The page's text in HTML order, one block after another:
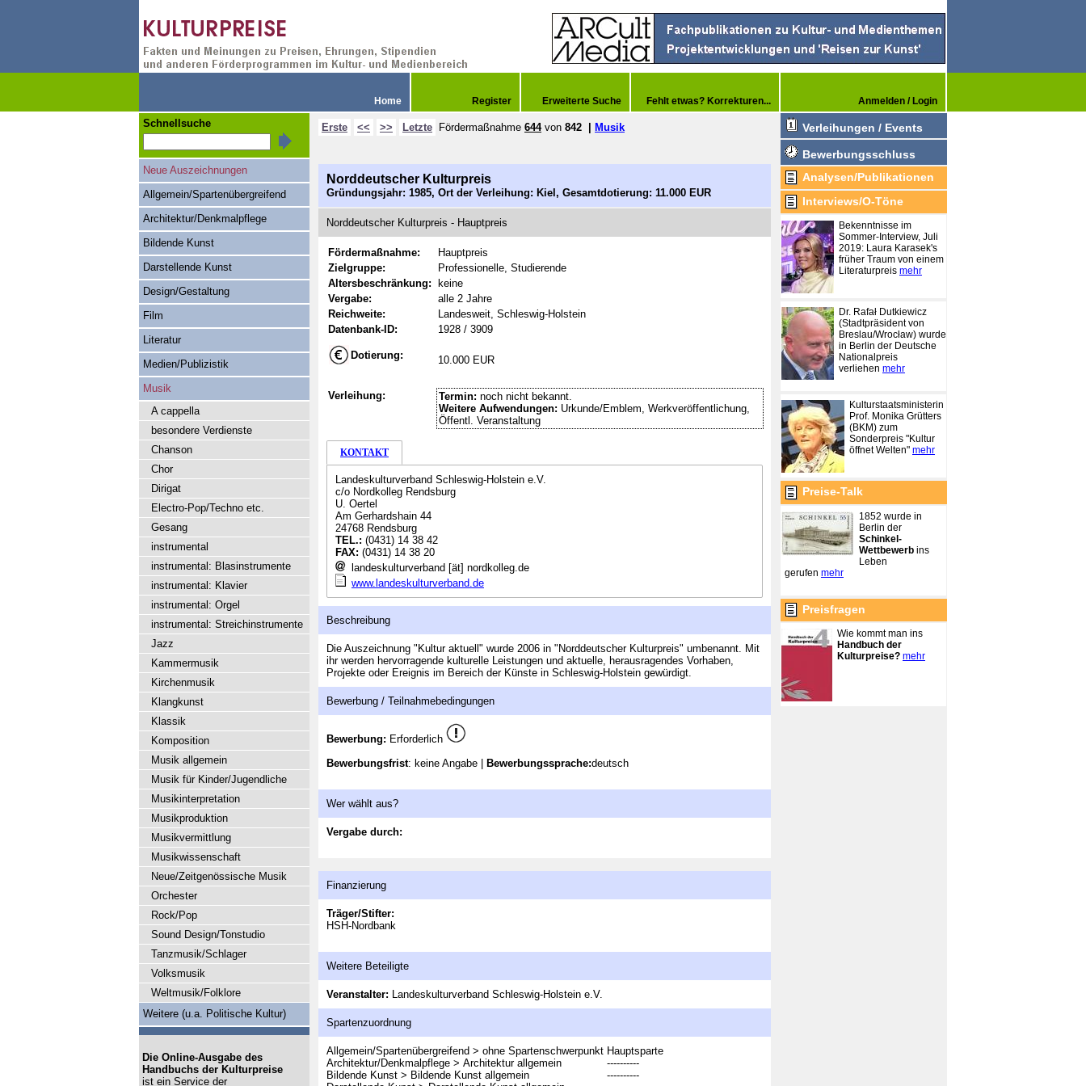
Home Register Erweiterte Suche Fehlt etwas? Korrekturen... Anmelden / Login
Erste << >> Letzte Fördermaßnahme 644von 842 Musik
Norddeutscher Kulturpreis
Gründungsjahr: 1985, Ort der Verleihung: Kiel, Gesamtdotierung: 11.000 EUR
Norddeutscher Kulturpreis - Hauptpreis
Fördermaßnahme:
Hauptpreis
Zielgruppe:
Professionelle, Studierende
Altersbeschränkung:
keine
Vergabe:
alle 2 Jahre
Reichweite:
Landesweit, Schleswig-Holstein
Datenbank-ID:
1928 / 3909
Dotierung: 10.000 EUR
Verleihung: Termin: noch nicht bekannt.
Weitere Aufwendungen: Urkunde/Emblem, Werkveröffentlichung,
Öffentl. Veranstaltung
KONTAKT
Landeskulturverband Schleswig-Holstein e.V.
c/o Nordkolleg Rendsburg
U. Oertel
Am Gerhardshain 44
24768 Rendsburg
TEL.: (0431) 14 38 42
FAX: (0431) 14 38 20
landeskulturverband [ät] nordkolleg.de
www.landeskulturverband.de
Beschreibung
Die Auszeichnung "Kultur aktuell" wurde 2006 in "Norddeutscher Kulturpreis" umbenannt. Mit
ihr werden hervorragende kulturelle Leistungen und aktuelle, herausragendes Vorhaben,
Projekte oder Ereignis im Bereich der Künste in Schleswig-Holstein gewürdigt.
Bewerbung / Teilnahmebedingungen
Bewerbung: Erforderlich
Bewerbungsfrist: keine Angabe | Bewerbungssprache:deutsch
Wer wählt aus?
Vergabe durch:
Finanzierung
Träger/Stifter:
HSH-Nordbank
Weitere Beteiligte
Veranstalter: Landeskulturverband Schleswig-Holstein e.V.
Spartenzuordnung
Allgemein/Spartenübergreifend > ohne Spartenschwerpunkt Hauptsparte
Architektur/Denkmalpflege > Architektur allgemein
----------
Bildende Kunst > Bildende Kunst allgemein
----------
Schnellsuche
Neue Auszeichnungen
Allgemein/Spartenübergreifend
Architektur/Denkmalpflege
Bildende Kunst
Darstellende Kunst
Design/Gestaltung
Film
Literatur
Medien/Publizistik
Musik
A cappella
besondere Verdienste
Chanson
Chor
Dirigat
Electro-Pop/Techno etc.
Gesang
instrumental
instrumental: Blasinstrumente
instrumental: Klavier
instrumental: Orgel
instrumental: Streichinstrumente
Jazz
Kammermusik
Kirchenmusik
Klangkunst
Klassik
Komposition
Musik allgemein
Musik für Kinder/Jugendliche
Musikinterpretation
Musikproduktion
Musikvermittlung
Musikwissenschaft
Neue/Zeitgenössische Musik
Orchester
Rock/Pop
Sound Design/Tonstudio
Tanzmusik/Schlager
Volksmusik
Weltmusik/Folklore
Weitere (u.a. Politische Kultur)
Die Online-Ausgabe des
Handbuchs der Kulturpreise
ist ein Service der
Verleihungen / Events
Bewerbungsschluss
Analysen/Publikationen
Interviews/O-Töne
Bekenntnisse im
Sommer-Interview, Juli
2019: Laura Karasek's
früher Traum von einem
Literaturpreis mehr
Dr. Rafał Dutkiewicz
(Stadtpräsident von
Breslau/Wrocław) wurde
in Berlin der Deutsche
Nationalpreis
verliehen mehr
Kulturstaatsministerin
Prof. Monika Grütters
(BKM) zum
Sonderpreis "Kultur
öffnet Welten" mehr
Preise-Talk
1852 wurde in
Berlin der
Schinkel-
Wettbewerb ins
Leben
gerufen mehr
Preisfragen
Wie kommt man ins
Handbuch der
Kulturpreise? mehr